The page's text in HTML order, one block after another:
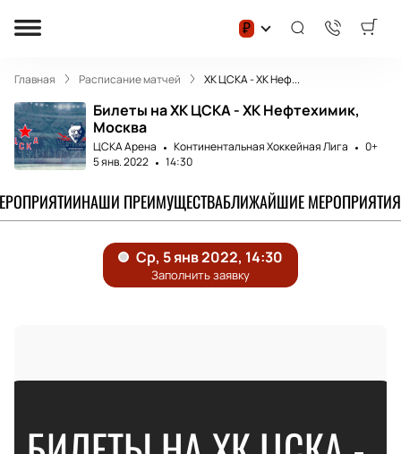
₽
Главная Расписание матчей ХК ЦСКА - ХК Неф...
Билеты на ХК ЦСКА - ХК Нефтехимик,
Москва
ЦСКА Арена Континентальная Хоккейная Лига
0+
5 янв. 2022
14:30
НАШИ ПРЕИМУЩЕСТВАБЛИЖАЙШИЕ МЕРОПРИЯТИЯ